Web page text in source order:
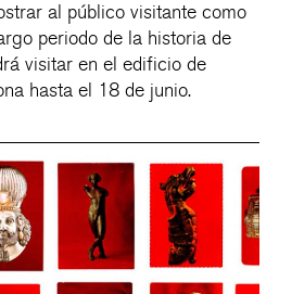
al público visitante como
periodo de la historia de
visitar en el edificio de
hasta el 18 de junio.